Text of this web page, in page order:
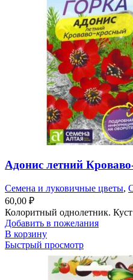
Адонис летний
Семена и луковичные цветы,
60,00 ₽
Колоритный однолетник.
Добавить в пожелания
В корзину
Быстрый просмотр